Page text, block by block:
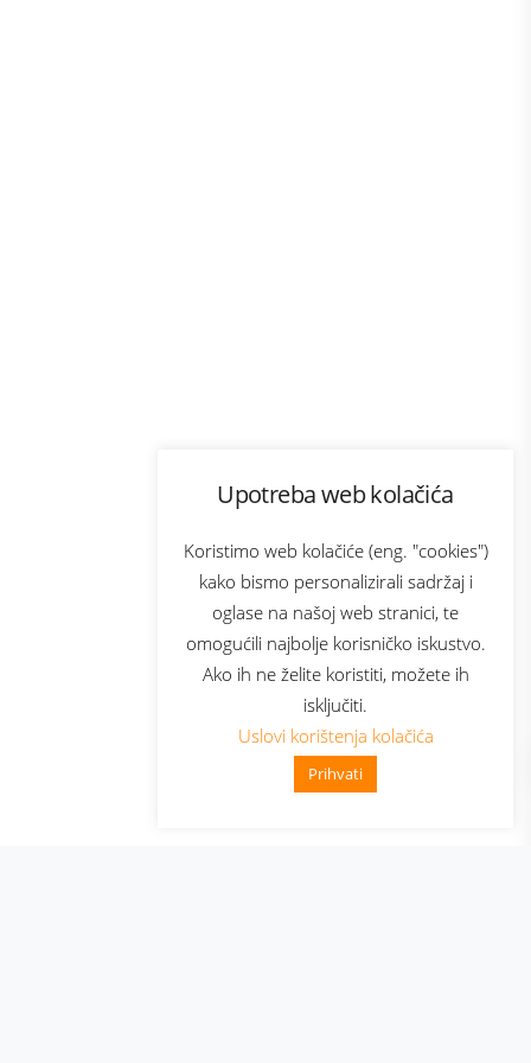
Upotreba web kolačića
Koristimo web kolačiće (eng. "cookies")
kako bismo personalizirali sadržaj i
oglase na našoj web stranici, te
omogućili najbolje korisničko iskustvo.
Ako ih ne želite koristiti, možete ih
isključiti.
Uslovi korištenja kolačića
Prihvati
👋 Zdravo, kako mogu pomoći
Bonus plus
Prijava za newsletter